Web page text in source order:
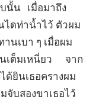
บนั้น เมื่อมาถึง
ไดท่าน้ำไว้ ตัวผม
นเบา ๆ เมื่อผม
นเต็มเหนี่ยว จาก
ยินเธอครางผม
บสองขาเธอไว้